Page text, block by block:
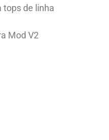
de linha
Mod V2